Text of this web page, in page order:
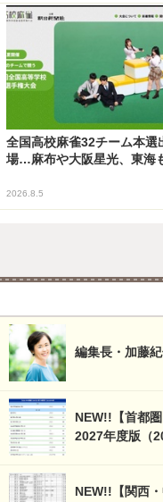
全国高校麻雀32チーム本選
場…麻布や大阪星光、東海
2026.8.5
編集長・加藤
NEW!!【首都
2027年度版（
NEW!!【関西